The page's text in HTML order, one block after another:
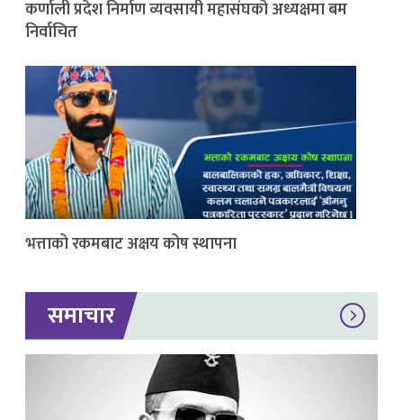
कर्णाली प्रदेश निर्माण व्यवसायी महासंघको अध्यक्षमा बम
निर्वाचित
भत्ताको रकमबाट अक्षय कोष स्थापना
समाचार